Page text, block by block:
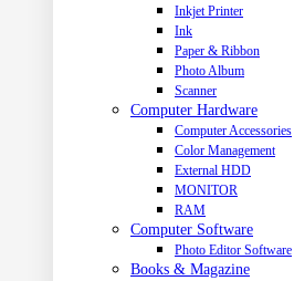
Inkjet Printer
Ink
Paper & Ribbon
Photo Album
Scanner
Computer Hardware
Computer Accessories
Color Management
External HDD
MONITOR
RAM
Computer Software
Photo Editor Software
Books & Magazine